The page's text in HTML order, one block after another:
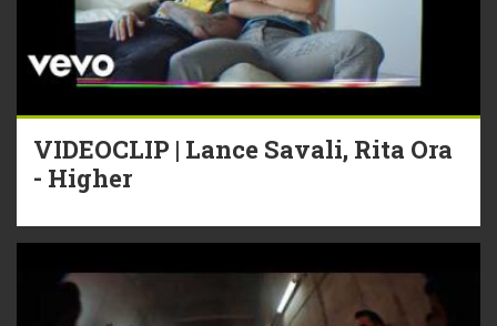
VIDEOCLIP | Lance Savali, Rita Ora
- Higher